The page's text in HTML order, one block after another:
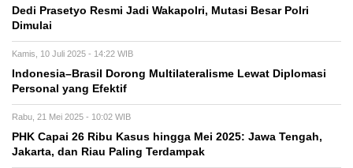
Dedi Prasetyo Resmi Jadi Wakapolri, Mutasi Besar Polri
Dimulai
Kamis, 10 Juli 2025 - 14:22 WIB
Indonesia–Brasil Dorong Multilateralisme Lewat Diplomasi
Personal yang Efektif
Rabu, 21 Mei 2025 - 10:02 WIB
PHK Capai 26 Ribu Kasus hingga Mei 2025: Jawa Tengah,
Jakarta, dan Riau Paling Terdampak